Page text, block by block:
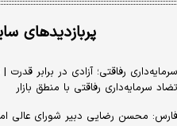
پربازدیدهای
سرمایه‌داری رفاقتی؛ آزادی در برابر قدرت
تضاد سرمایه‌داری رفاقتی با منطق بازار
فارس: محسن رضایی دبیر شورای عالی